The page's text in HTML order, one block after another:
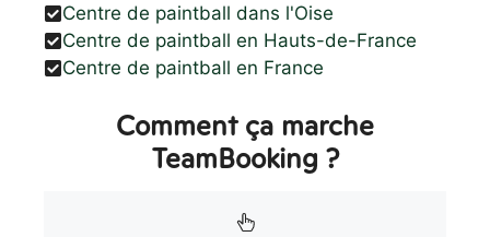
Centre de paintball dans l'Oise
Centre de paintball en Hauts-de-France
Centre de paintball en France
Comment ça marche
TeamBooking ?